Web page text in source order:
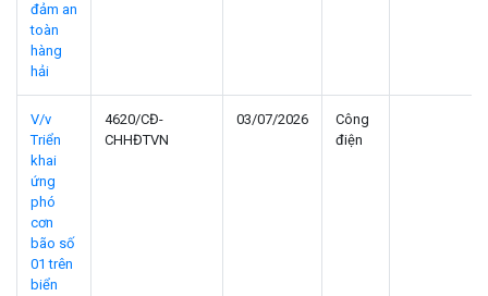
đảm an
toàn
hàng
hải
V/v
Triển
khai
ứng
phó
cơn
bão số
01 trên
biển
4620/CĐ-
CHHĐTVN
03/07/2026
Công
điện